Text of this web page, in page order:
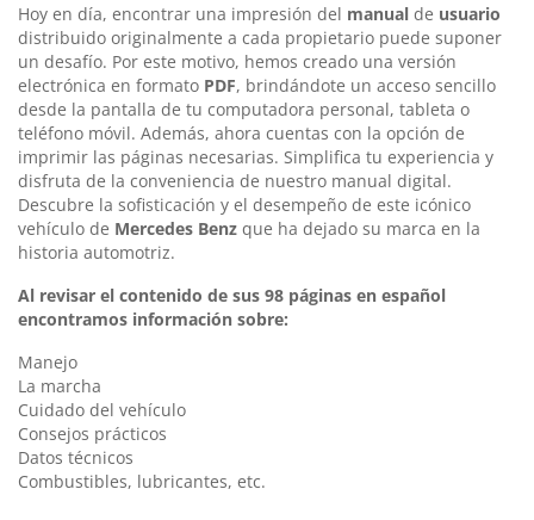
Hoy en día, encontrar una impresión del manual de usuario
distribuido originalmente a cada propietario puede suponer
un desafío. Por este motivo, hemos creado una versión
electrónica en formato PDF, brindándote un acceso sencillo
desde la pantalla de tu computadora personal, tableta o
teléfono móvil. Además, ahora cuentas con la opción de
imprimir las páginas necesarias. Simplifica tu experiencia y
disfruta de la conveniencia de nuestro manual digital.
Descubre la sofisticación y el desempeño de este icónico
vehículo de Mercedes Benz que ha dejado su marca en la
historia automotriz.
Al revisar el contenido de sus 98 páginas en español
encontramos información sobre:
Manejo
La marcha
Cuidado del vehículo
Consejos prácticos
Datos técnicos
Combustibles, lubricantes, etc.